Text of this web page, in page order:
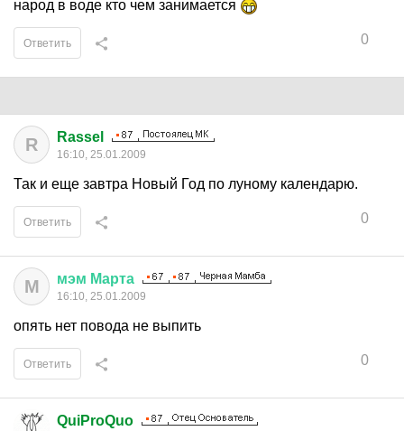
народ в воде кто чем занимается
0
Ответить
R Rassel
16:10, 25.01.2009
Так и еще завтра Новый Год по луному календарю.
0
Ответить
М мэм Марта
16:10, 25.01.2009
опять нет повода не выпить
0
Ответить
QuiProQuo